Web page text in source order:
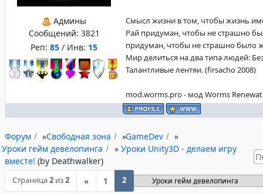
Админы
Сообщений: 3821
Реп: 85 / Инв: 15
Смысл жизни в том, чтобы жизнь
Рай придуман, чтобы не страшно
придуман, чтобы не страшно было
Мир делиться на два типа людей:
Талантливые лентяи. (firsacho 2008)
mod.worms.pro - мод Worms
Форум »Свободная зона »GameDev
»
Уроки гейм девелопинга
» Уроки Unity3D - делаем игру
вместе! (by Deathwalker)
Страница2 из2 « 1 2